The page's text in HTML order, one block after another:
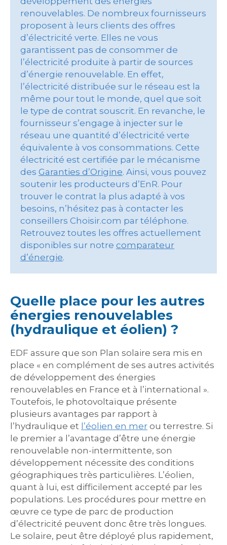
renouvelables. De nombreux fournisseurs
proposent à leurs clients des offres
d’électricité verte. Elles ne vous
garantissent pas de consommer de
l’électricité produite à partir de sources
d’énergie renouvelable. En effet,
l’électricité distribuée sur le réseau est la
même pour tout le monde, quel que soit
le type de contrat souscrit. En revanche, le
fournisseur s’engage à injecter sur le
réseau une quantité d’électricité verte
équivalente à vos consommations. Cette
électricité est certifiée par le mécanisme
des Garanties d’Origine. Ainsi, vous pouvez
soutenir les producteurs d’EnR. Pour
trouver le contrat la plus adapté à vos
besoins, n’hésitez pas à contacter les
conseillers Choisir.com par téléphone.
Retrouvez toutes les offres actuellement
disponibles sur notre comparateur
d’énergie.
Quelle place pour les autres
énergies renouvelables
(hydraulique et éolien) ?
EDF assure que son Plan solaire sera mis en
place « en complément de ses autres activités
de développement des énergies
renouvelables en France et à l’international ».
Toutefois, le photovoltaïque présente
plusieurs avantages par rapport à
l’hydraulique et l’éolien en mer ou terrestre. Si
le premier a l’avantage d’être une énergie
renouvelable non-intermittente, son
développement nécessite des conditions
géographiques très particulières. L’éolien,
quant à lui, est difficilement accepté par les
populations. Les procédures pour mettre en
œuvre ce type de parc de production
d’électricité peuvent donc être très longues.
Le solaire, peut être déployé plus rapidement,